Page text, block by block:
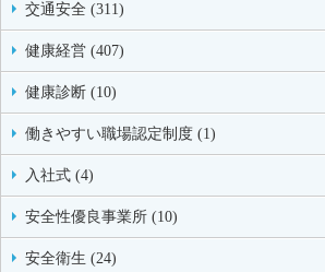
交通安全 (311)
健康経営 (407)
健康診断 (10)
働きやすい職場認定制度 (1)
入社式 (4)
安全性優良事業所 (10)
安全衛生 (24)